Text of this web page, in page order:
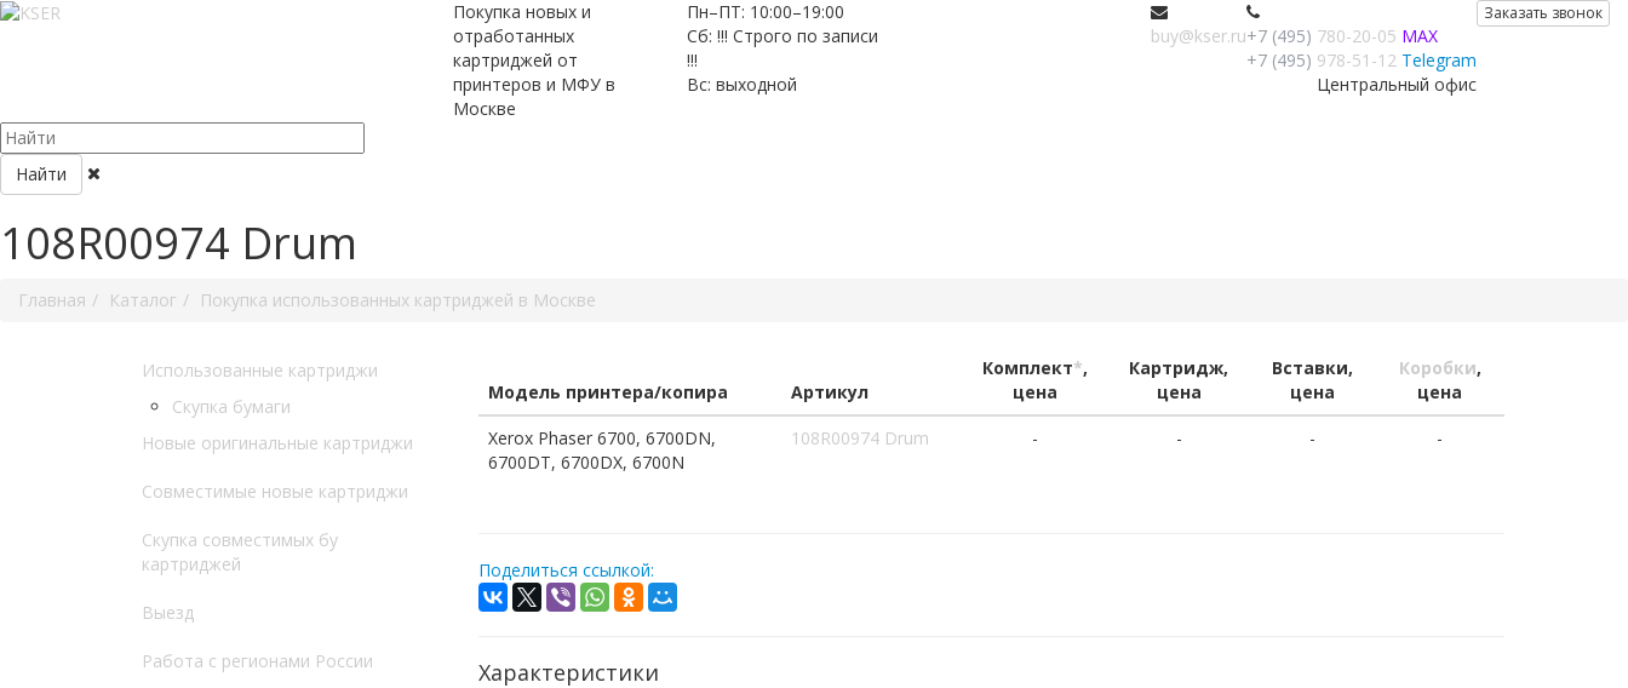
Покупка новых и
отработанных
картриджей от
принтеров и МФУ в
Москве
Пн–ПТ: 10:00–19:00
Сб: !!! Строго по записи
!!!
Вс: выходной
Заказать звонок
+7 (495) 780-20-05 MAX
+7 (495) 978-51-12 Telegram
Центральный офис
buy@kser.ru
Найти
108R00974 Drum
Главная Каталог Покупка использованных картриджей в Москве
Использованные картриджи
Скупка бумаги
Новые оригинальные картриджи
Совместимые новые картриджи
Скупка совместимых бу
картриджей
Выезд
Работа с регионами России
Модель принтера/копира Артикул
Комплект*,
цена
Картридж,
цена
Вставки,
цена
Коробки,
цена
Xerox Phaser 6700, 6700DN,
6700DT, 6700DX, 6700N
108R00974 Drum - - - -
Поделиться ссылкой:
Характеристики